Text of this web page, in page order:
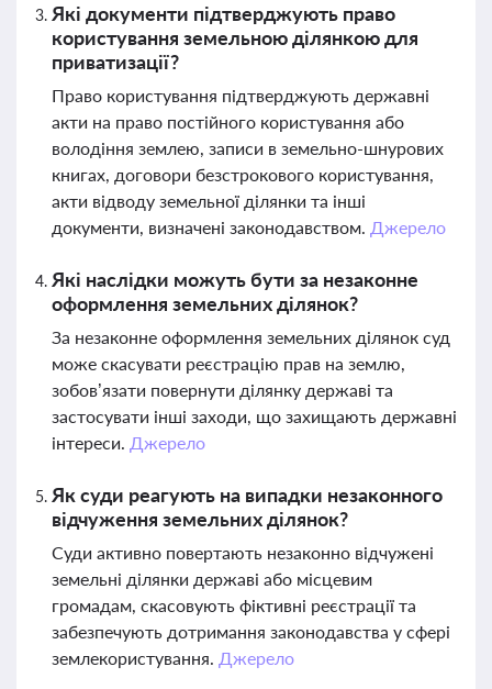
Які документи підтверджують право
користування земельною ділянкою для
приватизації?
Право користування підтверджують державні
акти на право постійного користування або
володіння землею, записи в земельно-шнурових
книгах, договори безстрокового користування,
акти відводу земельної ділянки та інші
документи, визначені законодавством. Джерело
Які наслідки можуть бути за незаконне
оформлення земельних ділянок?
За незаконне оформлення земельних ділянок суд
може скасувати реєстрацію прав на землю,
зобов’язати повернути ділянку державі та
застосувати інші заходи, що захищають державні
інтереси. Джерело
Як суди реагують на випадки незаконного
відчуження земельних ділянок?
Суди активно повертають незаконно відчужені
земельні ділянки державі або місцевим
громадам, скасовують фіктивні реєстрації та
забезпечують дотримання законодавства у сфері
землекористування. Джерело